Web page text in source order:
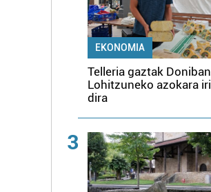
EKONOMIA
Telleria gaztak
Lohitzuneko azokara
dira
3